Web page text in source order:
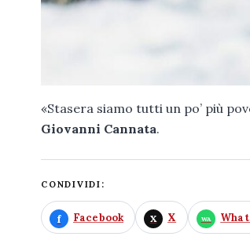
«Stasera siamo tutti un po’ più
Giovanni Cannata.
CONDIVIDI:
Facebook X